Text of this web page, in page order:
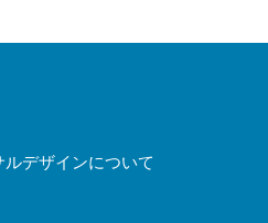
デザインについて